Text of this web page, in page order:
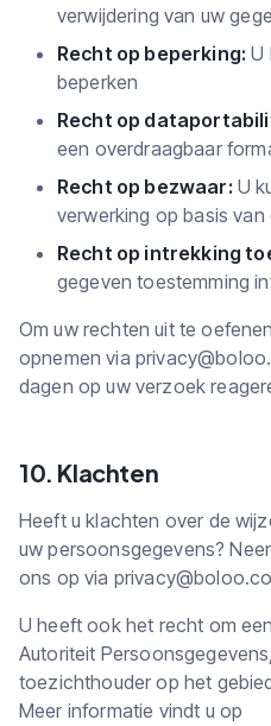
verwijdering van uw
Recht op beperking: U
beperken
Recht op
een overdraagbaar
Recht op bezwaar: U
verwerking op basis
Recht op intrekking
gegeven toestemming
Om uw rechten uit te
opnemen via
dagen op uw verzoek
10. Klachten
Heeft u klachten over de
uw persoonsgegevens?
ons op via privacy@boloo.co
U heeft ook het recht om
Autoriteit
toezichthouder op het
Meer informatie vindt u op